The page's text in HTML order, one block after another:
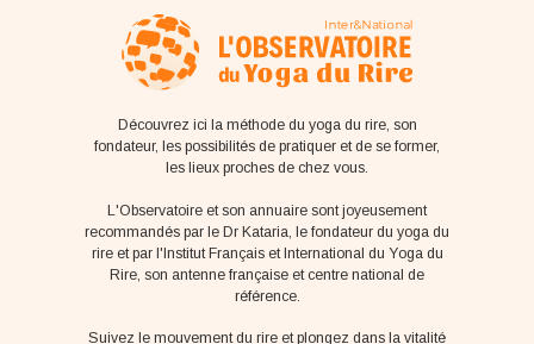
Découvrez ici la méthode du yoga du rire, son
fondateur, les possibilités de pratiquer et de se former,
les lieux proches de chez vous.
L'Observatoire et son annuaire sont joyeusement
recommandés par le Dr Kataria, le fondateur du yoga du
rire et par l'Institut Français et International du Yoga du
Rire, son antenne française et centre national de
référence.
Suivez le mouvement du rire et plongez dans la vitalité